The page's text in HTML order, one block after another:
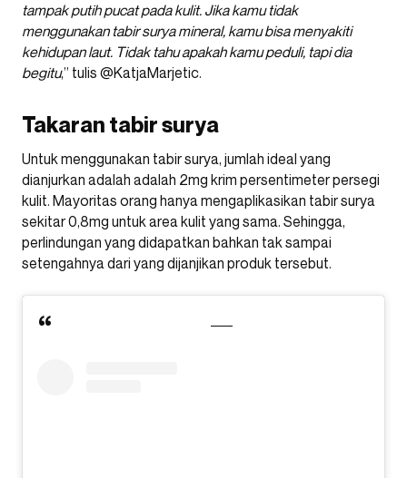
tampak putih pucat pada kulit. Jika kamu tidak
menggunakan tabir surya mineral, kamu bisa menyakiti
kehidupan laut. Tidak tahu apakah kamu peduli, tapi dia
begitu,” tulis @KatjaMarjetic.
Takaran tabir surya
Untuk menggunakan tabir surya, jumlah ideal yang
dianjurkan adalah adalah 2mg krim persentimeter persegi
kulit. Mayoritas orang hanya mengaplikasikan tabir surya
sekitar 0,8mg untuk area kulit yang sama. Sehingga,
perlindungan yang didapatkan bahkan tak sampai
setengahnya dari yang dijanjikan produk tersebut.